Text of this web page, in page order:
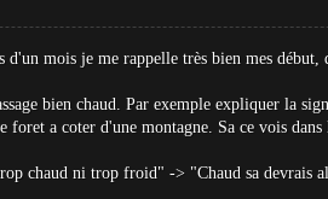
mois je me rappelle très bien mes début,
bien chaud. Par exemple expliquer la
a coter d'une montagne. Sa ce vois
chaud ni trop froid" -> "Chaud sa devrais